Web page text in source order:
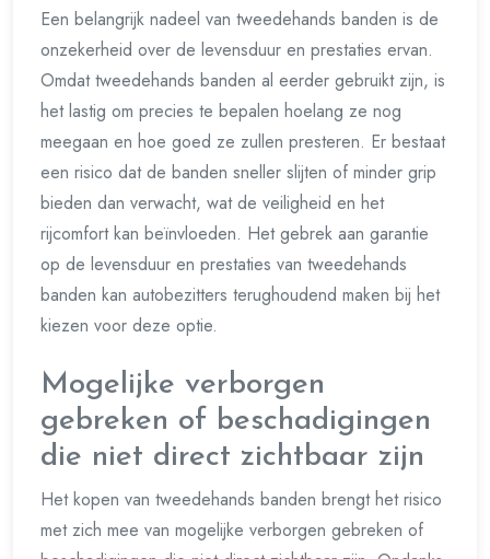
Een belangrijk nadeel van tweedehands banden is de
onzekerheid over de levensduur en prestaties ervan.
Omdat tweedehands banden al eerder gebruikt zijn, is
het lastig om precies te bepalen hoelang ze nog
meegaan en hoe goed ze zullen presteren. Er bestaat
een risico dat de banden sneller slijten of minder grip
bieden dan verwacht, wat de veiligheid en het
rijcomfort kan beïnvloeden. Het gebrek aan garantie
op de levensduur en prestaties van tweedehands
banden kan autobezitters terughoudend maken bij het
kiezen voor deze optie.
Mogelijke verborgen
gebreken of beschadigingen
die niet direct zichtbaar zijn
Het kopen van tweedehands banden brengt het risico
met zich mee van mogelijke verborgen gebreken of